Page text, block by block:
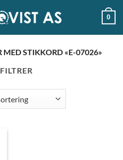
0
MED STIKKORD «E-07026»
FILTRER